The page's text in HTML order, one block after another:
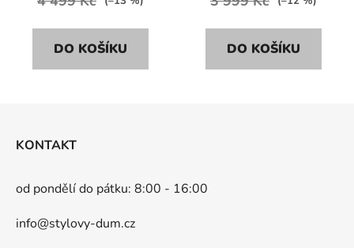
DO KOŠÍKU DO KOŠÍKU
KONTAKT
od pondělí do pátku: 8:00 - 16:00
info@stylovy-dum.cz